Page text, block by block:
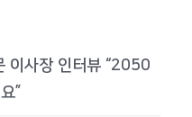
이사장 인터뷰 “2050
”